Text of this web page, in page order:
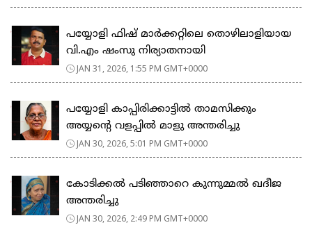
പയ്യോളി ഫിഷ് മാർക്കറ്റിലെ തൊഴിലാളിയായ
വി.എം ഷംസു നിര്യാതനായി
JAN 31, 2026, 1:55 PM GMT+0000
പയ്യോളി കാപ്പിരിക്കാട്ടിൽ താമസിക്കും
അയ്യന്റെ വളപ്പിൽ മാളു അന്തരിച്ചു
JAN 30, 2026, 5:01 PM GMT+0000
കോടിക്കൽ പടിഞ്ഞാറെ കുന്നുമ്മൽ ഖദീജ
അന്തരിച്ചു
JAN 30, 2026, 2:49 PM GMT+0000